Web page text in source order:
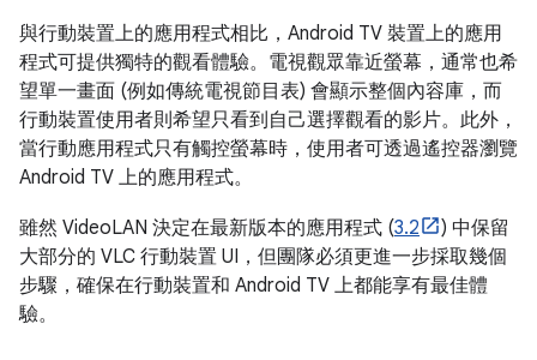
與行動裝置上的應用程式相比，Android TV 裝置上的應用
程式可提供獨特的觀看體驗。電視觀眾靠近螢幕，通常也希
望單一畫面 (例如傳統電視節目表) 會顯示整個內容庫，而
行動裝置使用者則希望只看到自己選擇觀看的影片。此外，
當行動應用程式只有觸控螢幕時，使用者可透過遙控器瀏覽
Android TV 上的應用程式。
雖然 VideoLAN 決定在最新版本的應用程式 (3.2
) 中保留
大部分的 VLC 行動裝置 UI，但團隊必須更進一步採取幾個
步驟，確保在行動裝置和 Android TV 上都能享有最佳體
驗。